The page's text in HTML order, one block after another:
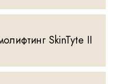
SkinTyte II